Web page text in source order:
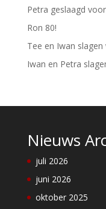
Petra geslaagd
Ron 80!
Tee en Iwan
Iwan en Petra
Nieuws
juli 2026
juni 2026
oktober 2025